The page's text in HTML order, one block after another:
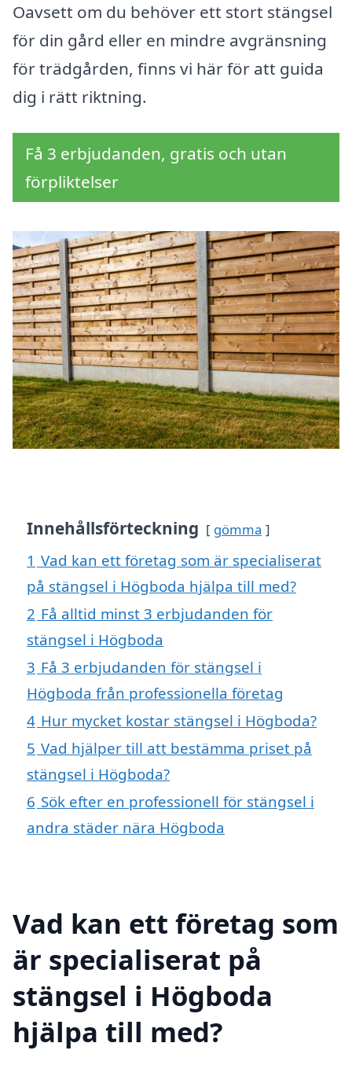
Oavsett om du behöver ett stort stängsel
för din gård eller en mindre avgränsning
för trädgården, finns vi här för att guida
dig i rätt riktning.
Få 3 erbjudanden, gratis och utan
förpliktelser
Innehållsförteckning gömma
1 Vad kan ett företag som är specialiserat
på stängsel i Högboda hjälpa till med?
2 Få alltid minst 3 erbjudanden för
stängsel i Högboda
3 Få 3 erbjudanden för stängsel i
Högboda från professionella företag
4 Hur mycket kostar stängsel i Högboda?
5 Vad hjälper till att bestämma priset på
stängsel i Högboda?
6 Sök efter en professionell för stängsel i
andra städer nära Högboda
Vad kan ett företag som
är specialiserat på
stängsel i Högboda
hjälpa till med?